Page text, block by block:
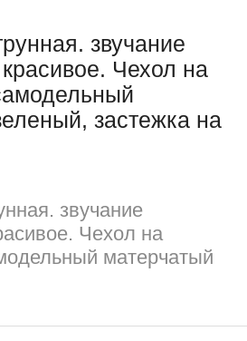
звучание
Чехол на
застежка на
звучание
Чехол на
матерчатый